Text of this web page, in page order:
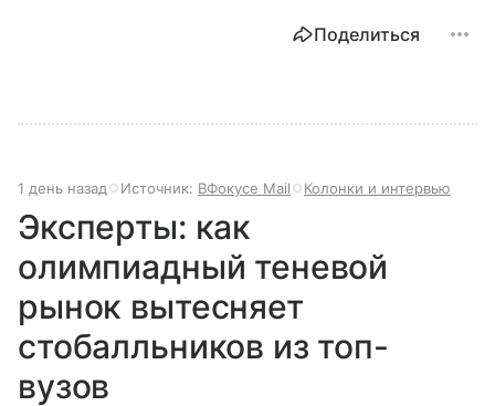
Поделиться
1 день назад Источник: ВФокусе Mail Колонки и интервью
Эксперты: как
олимпиадный теневой
рынок вытесняет
стобалльников из топ-
вузов